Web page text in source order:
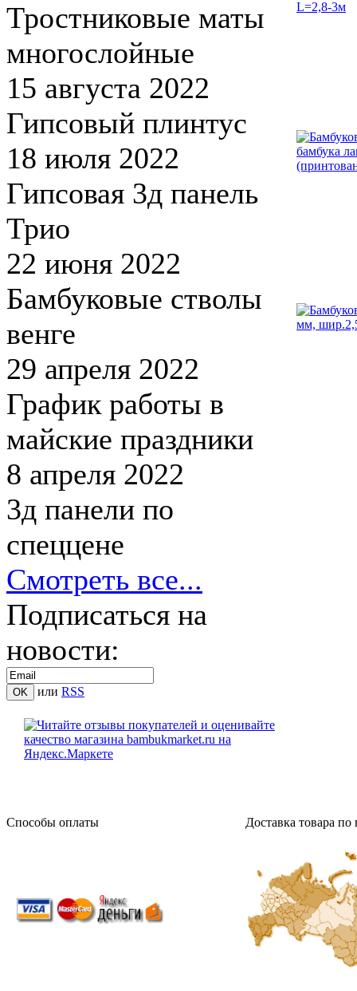
Тростниковые маты
многослойные
15 августа 2022
Гипсовый плинтус
18 июля 2022
Гипсовая 3д панель
Трио
22 июня 2022
Бамбуковые стволы
венге
29 апреля 2022
График работы в
майские праздники
8 апреля 2022
3д панели по
спеццене
Смотреть все...
Подписаться на
новости:
или RSS
Способы оплаты Доставка товара по